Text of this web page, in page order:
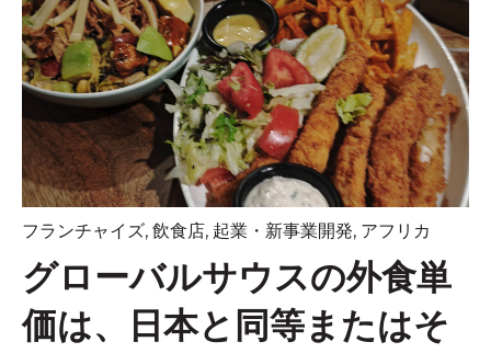
フランチャイズ, 飲食店, 起業・新事業開発, アフリカ
グローバルサウスの外食単
価は、日本と同等またはそ